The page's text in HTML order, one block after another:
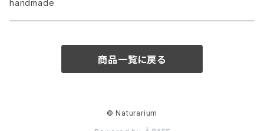
Animal Essentials
換毛期におすすめ
handmade
商品一覧に戻る
© Naturarium